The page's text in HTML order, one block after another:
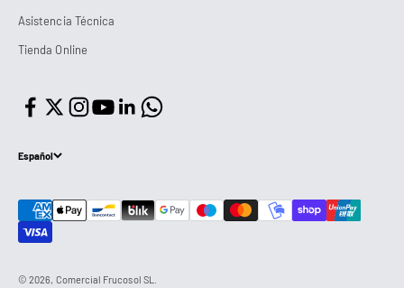
Asistencia Técnica
Tienda Online
Español
© 2026, Comercial Frucosol SL.